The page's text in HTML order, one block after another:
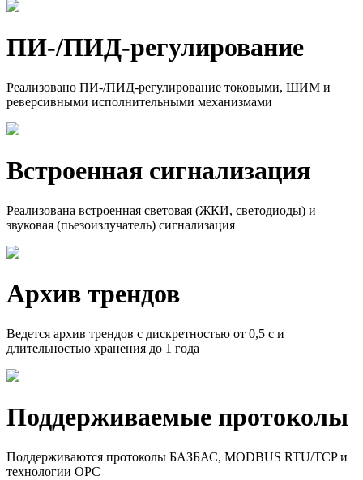
ПИ-/ПИД-регулиро­вание
Реализовано ПИ-/ПИД-регулирование токовыми, ШИМ и
реверсивными исполнительными механизмами
Встроенная сигнализа­­ция
Реализована встроенная световая (ЖКИ, светодиоды) и
звуковая (пьезоизлучатель) сигнализация
Архив трендов
Ведется архив трендов с дискретностью от 0,5 с и
длительностью хранения до 1 года
Поддержи­ваемые протоколы
Поддерживаются протоколы БАЗБАС, MODBUS RTU/TCP и
технологии ОРС